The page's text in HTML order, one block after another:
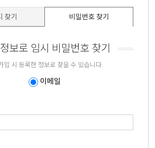
찾기 비밀번호 찾기
보로 임시 비밀번호 찾기
입 시 등록한 정보로 찾을 수 있습니다.
이메일